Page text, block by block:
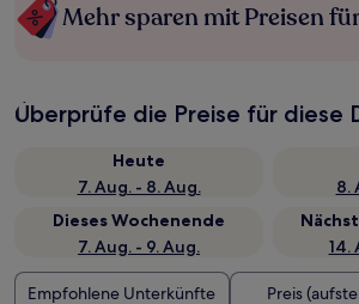
Mehr sparen mit Preisen
Überprüfe die Preise für diese
Heute
7. Aug. - 8. Aug.
8.
Dieses Wochenende
7. Aug. - 9. Aug.
14.
Empfohlene Unterkünfte Preis